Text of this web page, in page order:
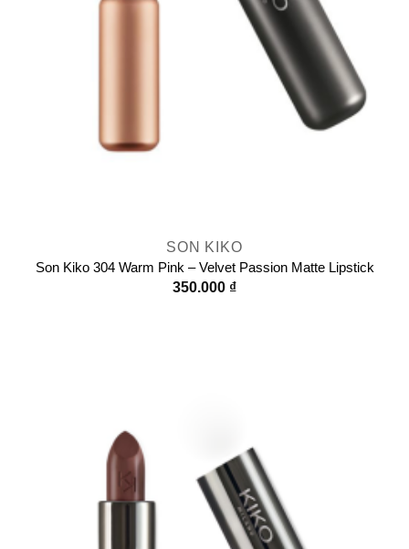
SON KIKO
Son Kiko 304 Warm Pink – Velvet Passion Matte Lipstick
350.000 ₫